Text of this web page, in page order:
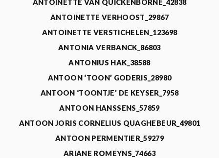
ANTOINETTE VAN QUICKENBORNE_42838
ANTOINETTE VERHOOST_29867
ANTOINETTE VERSTICHELEN_123698
ANTONIA VERBANCK_86803
ANTONIUS HAK_38588
ANTOON ‘TOON’ GODERIS_28980
ANTOON ‘TOONTJE’ DE KEYSER_7958
ANTOON HANSSENS_57859
ANTOON JORIS CORNELIUS QUAGHEBEUR_49801
ANTOON PERMENTIER_59279
ARIANE ROMEYNS_74663